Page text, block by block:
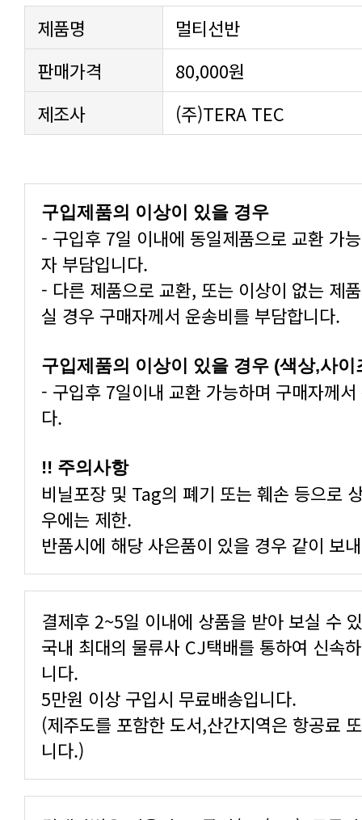
제품명
멀티선반
판매가격
80,000원
제조사
(주)TERA TEC
구입제품의 이상이 있을 경우
자 부담입니다.
실 경우 구매자께서 운송비를 부담합니다.
구입제품의 이상이 있을 경우 (색상,사
다.
!! 주의사항
우에는 제한.
반품시에 해당 사은품이 있을 경우 같이 보
결제후 2~5일 이내에 상품을 받아 보실 수
니다.
5만원 이상 구입시 무료배송입니다.
니다.)